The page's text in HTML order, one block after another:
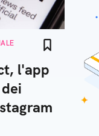
l'app